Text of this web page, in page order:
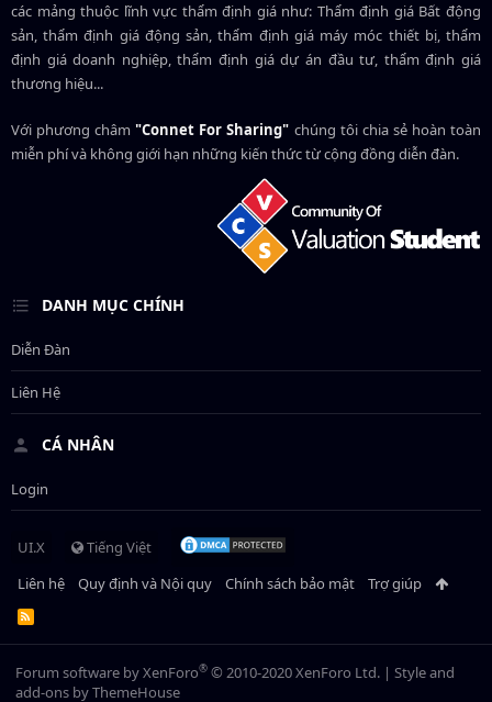
các mảng thuộc lĩnh vực thẩm định giá như: Thẩm định giá Bất động
sản, thẩm định giá động sản, thẩm định giá máy móc thiết bị, thẩm
định giá doanh nghiệp, thẩm định giá dự án đầu tư, thẩm định giá
thương hiệu...
Với phương châm"Connet For Sharing" chúng tôi chia sẻ hoàn toàn
miễn phí và không giới hạn những kiến thức từ cộng đồng diễn đàn.
DANH MỤC CHÍNH
Diễn Đàn
Liên Hệ
CÁ NHÂN
Login
UI.X
Tiếng Việt
Liên hệ
Quy định và Nội quy Chính sách bảo mật Trợ giúp
R
S
Forum software by XenForo® © 2010-2020 XenForo Ltd. | Style and
add-ons by ThemeHouse